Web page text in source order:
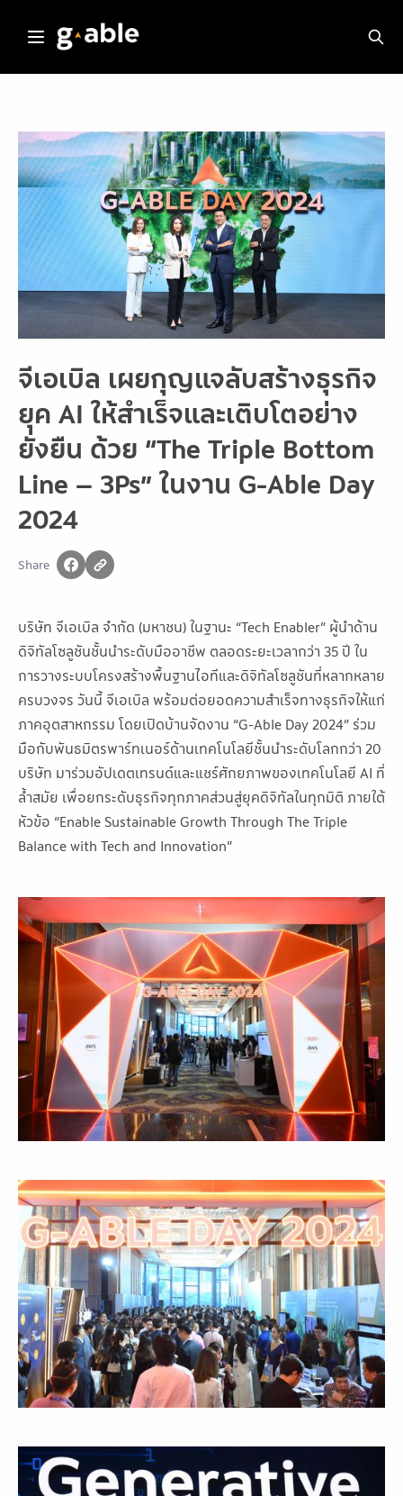
จีเอเบิล เผยกุญแจลับสร้างธุรกิจ
ยุค AI ให้สำเร็จและเติบโตอย่าง
ยั่งยืน ด้วย “The Triple Bottom
Line – 3Ps” ในงาน G-Able Day
2024
Share
บริษัท จีเอเบิล จำกัด (มหาชน) ในฐานะ “Tech Enabler” ผู้นำด้าน
ดิจิทัลโซลูชันชั้นนำระดับมืออาชีพ ตลอดระยะเวลากว่า 35 ปี ใน
การวางระบบโครงสร้างพื้นฐานไอทีและดิจิทัลโซลูชันที่หลากหลาย
ครบวงจร วันนี้ จีเอเบิล พร้อมต่อยอดความสำเร็จทางธุรกิจให้แก่
ภาคอุตสาหกรรม โดยเปิดบ้านจัดงาน “G-Able Day 2024” ร่วม
มือกับพันธมิตรพาร์ทเนอร์ด้านเทคโนโลยีชั้นนำระดับโลกกว่า 20
บริษัท มาร่วมอัปเดตเทรนด์และแชร์ศักยภาพของเทคโนโลยี AI ที่
ล้ำสมัย เพื่อยกระดับธุรกิจทุกภาคส่วนสู่ยุคดิจิทัลในทุกมิติ ภายใต้
หัวข้อ “Enable Sustainable Growth Through The Triple
Balance with Tech and Innovation”